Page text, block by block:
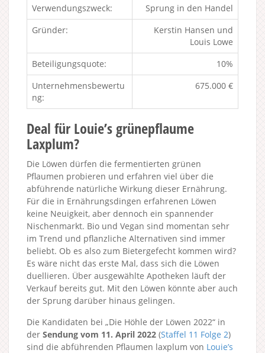
Verwendungszweck:
Sprung in den Handel
Gründer:
Kerstin Hansen und
Louis Lowe
Beteiligungsquote:
10%
Unternehmensbewertu
ng:
675.000 €
Deal für Louie’s grünepflaume
Laxplum?
Die Löwen dürfen die fermentierten grünen
Pflaumen probieren und erfahren viel über die
abführende natürliche Wirkung dieser Ernährung.
Für die in Ernährungsdingen erfahrenen Löwen
keine Neuigkeit, aber dennoch ein spannender
Nischenmarkt. Bio und Vegan sind momentan sehr
im Trend und pflanzliche Alternativen sind immer
beliebt. Ob es also zum Bietergefecht kommen wird?
Es wäre nicht das erste Mal, dass sich die Löwen
duellieren. Über ausgewählte Apotheken läuft der
Verkauf bereits gut. Mit den Löwen könnte aber auch
der Sprung darüber hinaus gelingen.
Die Kandidaten bei „Die Höhle der Löwen 2022“ in
der Sendung vom 11. April 2022 (Staffel 11 Folge 2)
sind die abführenden Pflaumen laxplum von Louie’s